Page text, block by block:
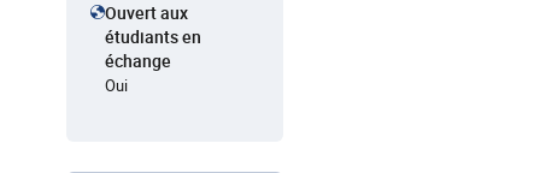
Ouvert aux
étudiants en
échange
Oui